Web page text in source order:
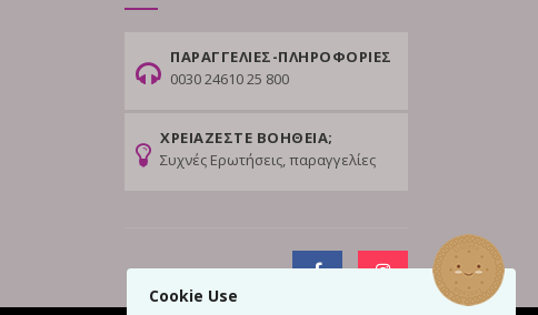
Cookie Use
ΠΑΡΑΓΓΕΛΙΕΣ-ΠΛΗΡΟΦΟΡΙΕΣ
0030 24610 25 800
ΧΡΕΙΑΖΕΣΤΕ ΒΟΗΘΕΙΑ;
Συχνές Ερωτήσεις, παραγγελίες